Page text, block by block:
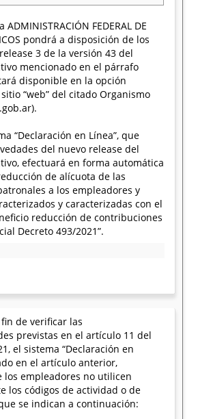
FEDERAL DE
pondrá a disposición de los
3 de la versión 43 del
mencionado en el párrafo
disponible en la opción
“web” del citado Organismo
“Declaración en Línea”, que
del nuevo release del
efectuará en forma automática
de alícuota de las
a los empleadores y
y caracterizadas con el
reducción de contribuciones
Decreto 493/2021”.
fin de verificar las
previstas en el artículo 11 del
el sistema “Declaración en
en el artículo anterior,
los empleadores no utilicen
los códigos de actividad o de
se indican a continuación: